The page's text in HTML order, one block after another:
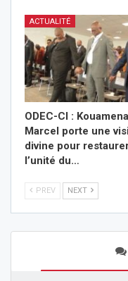
ACTUALITÉ
ODEC-CI :
Marcel porte une
divine pour
l’unité du…
PREV NEXT